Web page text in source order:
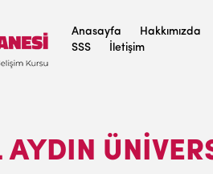
Anasayfa Hakkımızda
SSS
İletişim
AYDIN